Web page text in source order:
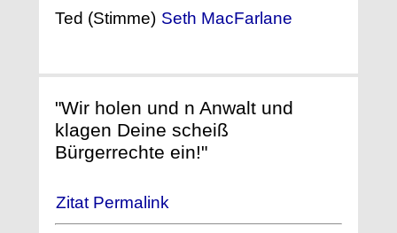
Ted (Stimme) Seth MacFarlane
"Wir holen und n Anwalt und
klagen Deine scheiß
Bürgerrechte ein!"
Zitat Permalink